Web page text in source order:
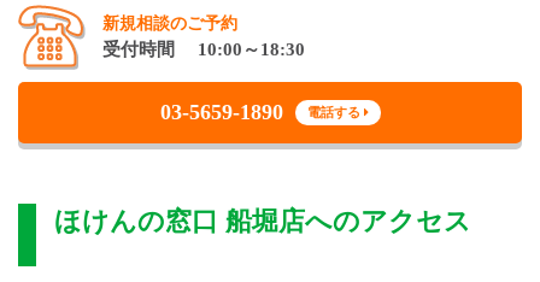
新規相談のご予約
受付時間 10:00～18:30
03-5659-1890 電話する
ほけんの窓口 船堀店へのアクセス